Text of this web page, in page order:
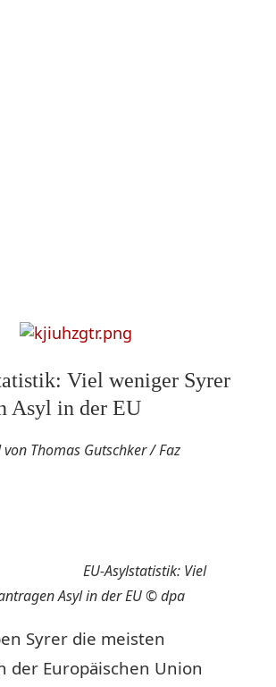
Viel weniger Syrer
Asyl in der EU
Thomas Gutschker / Faz
EU-Asylstatistik: Viel
Asyl in der EU © dpa
Syrer die meisten
der Europäischen Union